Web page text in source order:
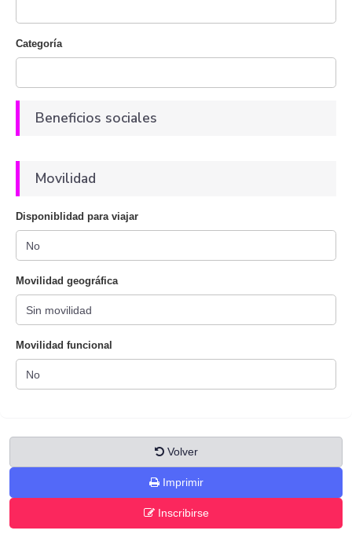
Categoría
Beneficios sociales
Movilidad
Disponiblidad para viajar
Movilidad geográfica
Movilidad funcional
Volver
Imprimir
Inscribirse